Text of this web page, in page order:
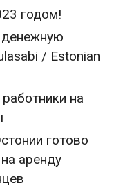
годом!
денежную
/ Estonian
на
готово
аренду